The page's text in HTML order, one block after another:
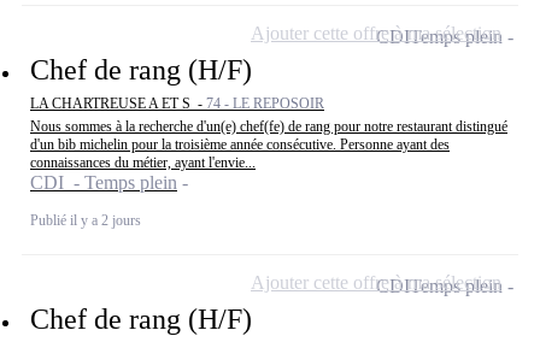
Chef de rang (H/F)
LA CHARTREUSE A ET S - 74 - LE REPOSOIR
Nous sommes à la recherche d'un(e) chef(fe) de rang pour notre restaurant distingué
d'un bib michelin pour la troisième année consécutive. Personne ayant des
connaissances du métier, ayant l'envie...
CDI - Temps plein
Publié il y a 2 jours
CDITemps plein
Ajouter cette offre à ma sélection
Chef de rang (H/F)
CDITemps plein
Ajouter cette offre à ma sélection